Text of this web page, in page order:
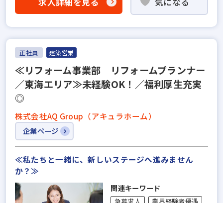
正社員 建築営業
≪リフォーム事業部 リフォームプランナー
／東海エリア≫未経験OK！／福利厚生充実
◎
株式会社AQ Group（アキュラホーム）
企業ページ
≪私たちと一緒に、新しいステージへ進みません
か？≫
関連キーワード